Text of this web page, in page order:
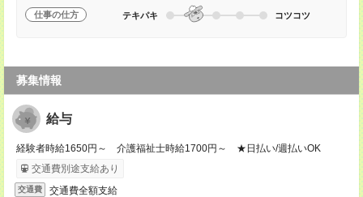
仕事の仕方 テキパキ コツコツ
募集情報
給与
経験者時給1650円～ 介護福祉士時給1700円～ ★日払い/週払いOK
交通費別途支給あり
交通費 交通費全額支給